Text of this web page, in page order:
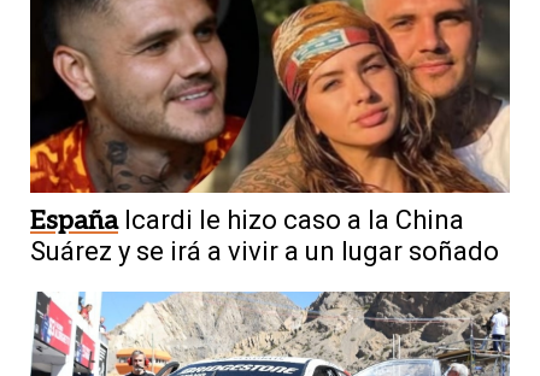
España Icardi le hizo caso a la China
Suárez y se irá a vivir a un lugar soñado